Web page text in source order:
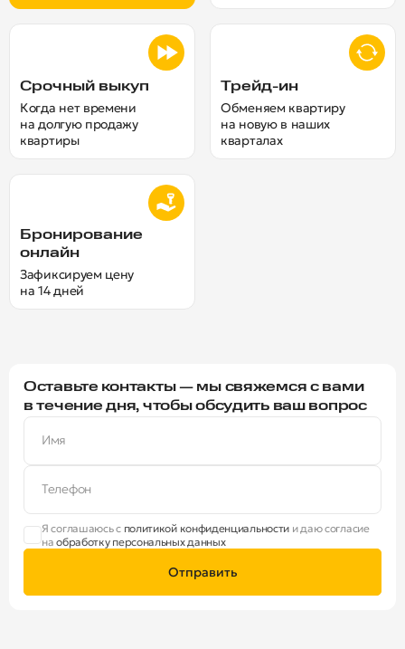
Срочный выкуп
Когда нет времени
на долгую продажу
квартиры
Трейд-ин
Обменяем квартиру
на новую в наших
кварталах
Бронирование
онлайн
Зафиксируем цену
на 14 дней
Оставьте контакты — мы свяжемся с вами
в течение дня, чтобы обсудить ваш вопрос
Имя
Телефон
Я соглашаюсь с политикой конфиденциальности и даю согласие
наобработку персональных данных
Отправить